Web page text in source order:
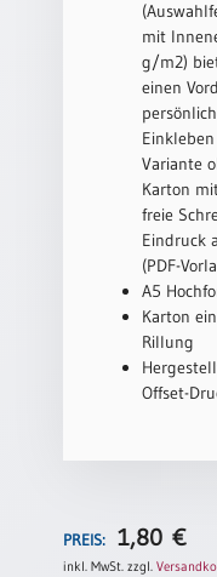
Hochzeitsjubiläum
Abendmahlszulassung
Kirchen(wieder)eintritt
Neuerscheinungen
Einzelposter
mit
g/m2)
einen
Variante
Karton
freie
Eindruck
(PDF-
A5
Karton
Rillung
Offset-
PREIS: 1,80€
inkl. MwSt. zzgl.